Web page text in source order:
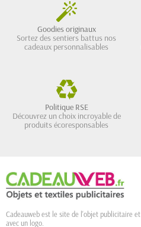
Goodies originaux
Sortez des sentiers battus nos
cadeaux personnalisables
Politique RSE
Découvrez un choix incroyable de
produits écoresponsables
Cadeauweb est le site de l'objet publicitaire
avec un logo.